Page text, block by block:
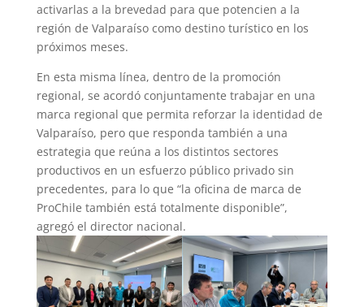
activarlas a la brevedad para que potencien a la
región de Valparaíso como destino turístico en los
próximos meses.
En esta misma línea, dentro de la promoción
regional, se acordó conjuntamente trabajar en una
marca regional que permita reforzar la identidad de
Valparaíso, pero que responda también a una
estrategia que reúna a los distintos sectores
productivos en un esfuerzo público privado sin
precedentes, para lo que “la oficina de marca de
ProChile también está totalmente disponible”,
agregó el director nacional.